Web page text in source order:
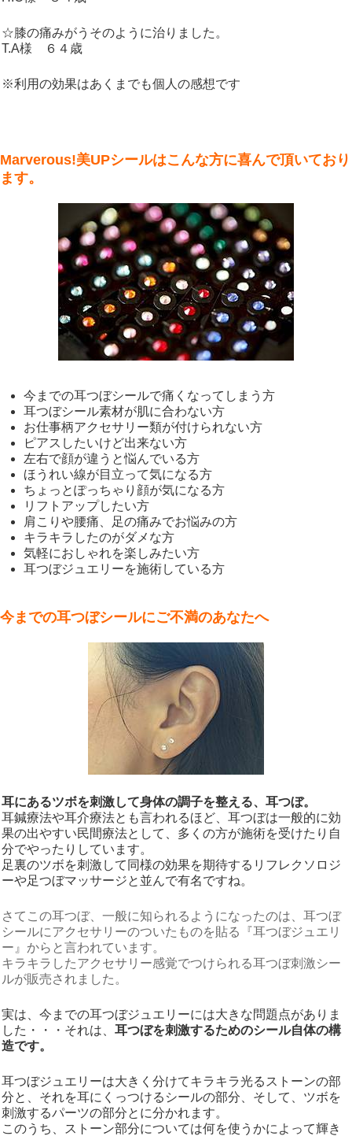
☆膝の痛みがうそのように治りました。
T.A様 ６４歳
※利用の効果はあくまでも個人の感想です
Marverous!美UPシールはこんな方に喜んで頂いており
ます。
今までの耳つぼシールで痛くなってしまう方
耳つぼシール素材が肌に合わない方
お仕事柄アクセサリー類が付けられない方
ピアスしたいけど出来ない方
左右で顔が違うと悩んでいる方
ほうれい線が目立って気になる方
ちょっとぽっちゃり顔が気になる方
リフトアップしたい方
肩こりや腰痛、足の痛みでお悩みの方
キラキラしたのがダメな方
気軽におしゃれを楽しみたい方
耳つぼジュエリーを施術している方
今までの耳つぼシールにご不満のあなたへ
耳にあるツボを刺激して身体の調子を整える、耳つぼ。
耳鍼療法や耳介療法とも言われるほど、耳つぼは一般的に効
果の出やすい民間療法として、多くの方が施術を受けたり自
分でやったりしています。
足裏のツボを刺激して同様の効果を期待するリフレクソロジ
ーや足つぼマッサージと並んで有名ですね。
さてこの耳つぼ、一般に知られるようになったのは、耳つぼ
シールにアクセサリーのついたものを貼る『耳つぼジュエリ
ー』からと言われています。
キラキラしたアクセサリー感覚でつけられる耳つぼ刺激シー
ルが販売されました。
実は、今までの耳つぼジュエリーには大きな問題点がありま
した・・・それは、耳つぼを刺激するためのシール自体の構
造です。
耳つぼジュエリーは大きく分けてキラキラ光るストーンの部
分と、それを耳にくっつけるシールの部分、そして、ツボを
刺激するパーツの部分とに分かれます。
このうち、ストーン部分については何を使うかによって輝き